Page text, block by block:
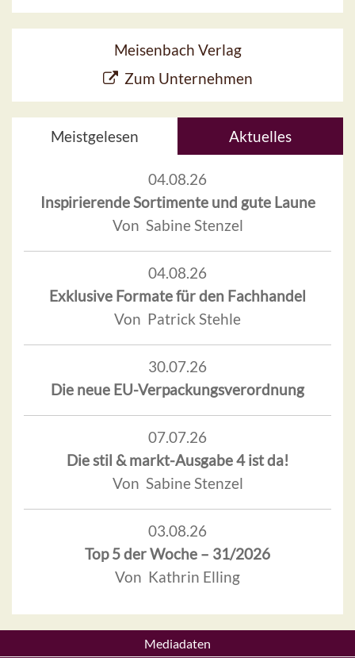
Meisenbach Verlag
Zum Unternehmen
Meistgelesen Aktuelles
04.08.26
Inspirierende Sortimente und gute Laune
Von Sabine Stenzel
04.08.26
Exklusive Formate für den Fachhandel
Von Patrick Stehle
30.07.26
Die neue EU-Verpackungsverordnung
07.07.26
Die stil & markt-Ausgabe 4 ist da!
Von Sabine Stenzel
03.08.26
Top 5 der Woche – 31/2026
Von Kathrin Elling
Mediadaten